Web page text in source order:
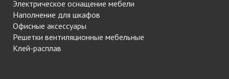
Электрическое оснащение мебели
Наполнение для шкафов
Офисные аксессуары
Решетки вентиляционные мебельные
Клей-расплав